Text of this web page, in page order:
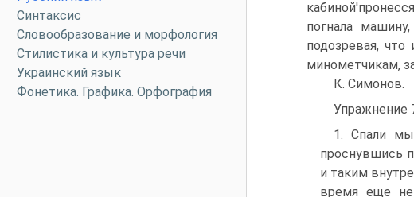
Синтаксис
Словообразование и морфология
Стилистика и культура речи
Украинский язык
Фонетика. Графика. Орфография
погнала
подозревая,
минометчикам,
К. Симонов.
Упражнение
1. Спали
проснувшись
и таким
время еще